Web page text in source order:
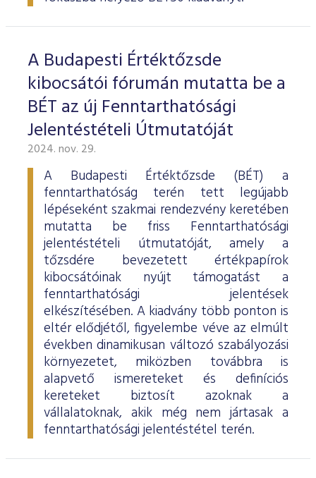
ESG Útmutató
A Budapesti Értéktőzsde
kibocsátói fórumán mutatta be a
BÉT az új Fenntarthatósági
Jelentéstételi Útmutatóját
2024. nov. 29.
A Budapesti Értéktőzsde (BÉT) a
fenntarthatóság terén tett legújabb
lépéseként szakmai rendezvény keretében
mutatta be friss Fenntarthatósági
jelentéstételi útmutatóját, amely a
tőzsdére bevezetett értékpapírok
kibocsátóinak nyújt támogatást a
fenntarthatósági jelentések
elkészítésében. A kiadvány több ponton is
eltér elődjétől, figyelembe véve az elmúlt
években dinamikusan változó szabályozási
környezetet, miközben továbbra is
alapvető ismereteket és definíciós
kereteket biztosít azoknak a
vállalatoknak, akik még nem jártasak a
fenntarthatósági jelentéstétel terén.